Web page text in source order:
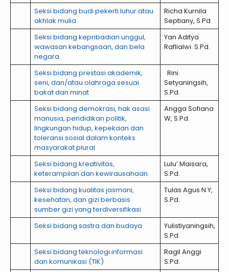
Seksi bidang budi pekerti luhur atau
akhlak mulia
Richa Kurnila
Septiany, S.Pd
Seksi bidang kepribadian unggul,
wawasan kebangsaan, dan bela
negara
Yan Aditya
Raflialwi. S.Pd.
Seksi bidang prestasi akademik,
seni, dan/atau olahraga sesuai
bakat dan minat
Rini
Setyaningsih,
S.Pd.
Seksi bidang demokrasi, hak asasi
manusia, pendidikan politik,
lingkungan hidup, kepekaan dan
toleransi sosial dalam konteks
masyarakat plural
Angga Sofiana
W, S.Pd.
Seksi bidang kreativitas,
keterampilan dan kewirausahaan
Lulu’ Maisara,
S.Pd.
Seksi bidang kualitas jasmani,
kesehatan, dan gizi berbasis
sumber gizi yang terdiversifikasi
Tulas Agus N Y,
S.Pd.
Seksi bidang sastra dan budaya
Yulistiyaningsih,
S.Pd.
Seksi bidang teknologi informasi
dan komunikasi (TIK)
Ragil Anggi
S.Pd.